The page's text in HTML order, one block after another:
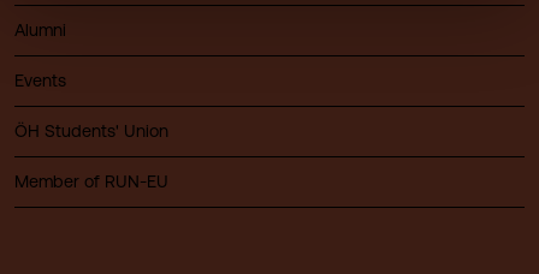
Alumni
Events
ÖH Students' Union
Member of RUN-EU